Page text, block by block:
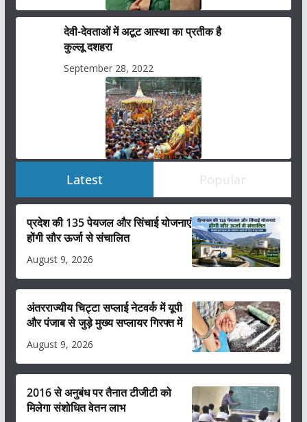
देवी-देवताओं में अटूट आस्था का प्रतीक है
कुल्लू दशहरा
September 28, 2022
Latest Popular
प्रदेश की 135 पेयजल और सिंचाई योजनाएं
होंगी सौर ऊर्जा से संचालित
August 9, 2026
अंतरराज्यीय चिट्टा सप्लाई नेटवर्क में यूपी
और पंजाब से जुड़े मुख्य सप्लायर गिरफ्त में
August 9, 2026
2016 से अनुबंध पर तैनात टीजीटी को
मिलेगा संशोधित वेतन लाभ